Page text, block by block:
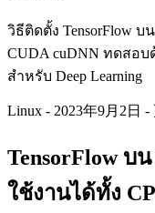
วิธีติดตั้ง TensorFlow บ
CUDA cuDNN ทดสอบด้
สำหรับ Deep Learning
Linux - 2023年9月2日 -
TensorFlow บ
ใช้งานได้ทั้ง